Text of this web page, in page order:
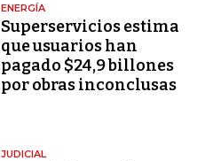
ENERGÍA
Superservicios estima
que usuarios han
pagado $24,9 billones
por obras inconclusas
JUDICIAL